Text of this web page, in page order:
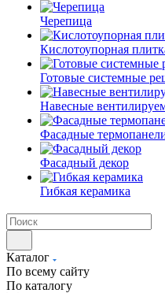
Черепица
Кислотоупорная
Готовые системные
Навесные
Фасадные
Фасадный декор
Гибкая керамика
Каталог
По всему сайту
По каталогу